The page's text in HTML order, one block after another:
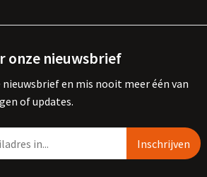
onze nieuwsbrief
en mis nooit meer één van
of updates.